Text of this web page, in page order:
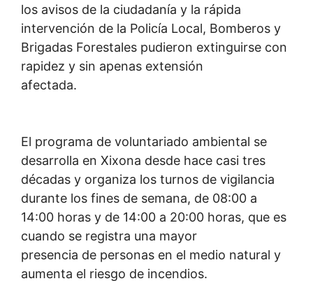
los avisos de la ciudadanía y la rápida
intervención de la Policía Local, Bomberos y
Brigadas Forestales pudieron extinguirse con
rapidez y sin apenas extensión
afectada.
El programa de voluntariado ambiental se
desarrolla en Xixona desde hace casi tres
décadas y organiza los turnos de vigilancia
durante los fines de semana, de 08:00 a
14:00 horas y de 14:00 a 20:00 horas, que es
cuando se registra una mayor
presencia de personas en el medio natural y
aumenta el riesgo de incendios.